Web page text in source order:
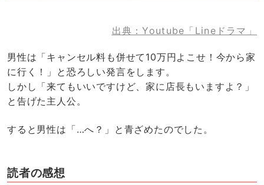
出典：Youtube「Lineドラマ」
男性は「キャンセル料も併せて10万円よこせ！今から家
に行く！」と恐ろしい発言をします。
しかし「来てもいいですけど、家に店長もいますよ？」
と告げた主人公。
すると男性は「…へ？」と青ざめたのでした。
読者の感想